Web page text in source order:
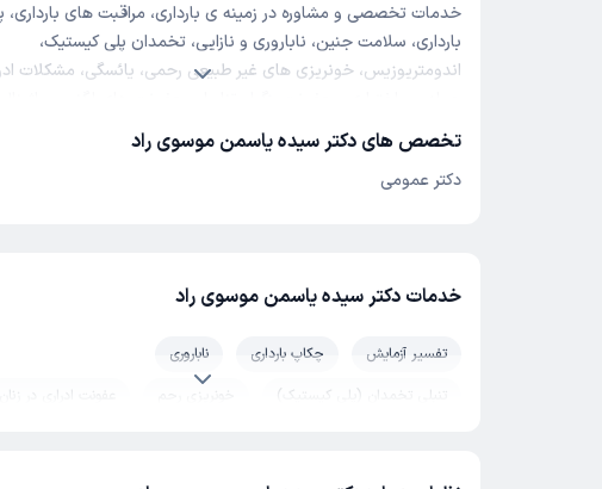
خدمات تخصصی و مشاوره در زمینه ی بارداری، مراقبت های بارداری،
بارداری، سلامت جنین، ناباروری و نازایی، تخمدان پلی کیستیک،
اندومتریوزیس، خونریزی های غیر طبیعی رحمی، یائسگی، مشکلات
تخصص های دکتر سیده یاسمن موسوی راد
دکتر عمومی
خدمات دکتر سیده یاسمن موسوی راد
تفسیر آزمایش چکاپ بارداری
ناباروری
تنبلی تخمدان (پلی کیستیک)
خونریزی رحم عفونت ادراری در زنان